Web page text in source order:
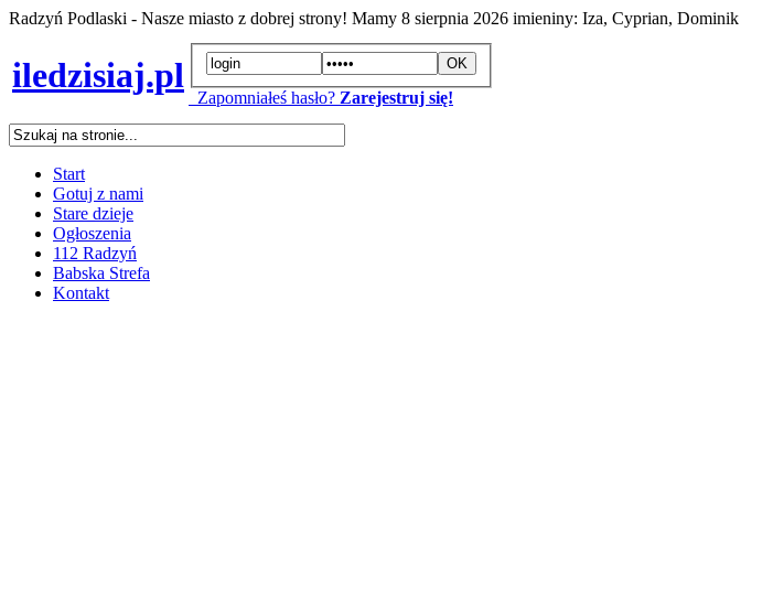
Radzyń Podlaski - Nasze miasto z dobrej strony! Mamy 8 sierpnia 2026 imieniny: Iza, Cyprian, Dominik
iledzisiaj.pl
Zapomniałeś hasło? Zarejestruj się!
Start
Gotuj z nami
Stare dzieje
Ogłoszenia
112 Radzyń
Babska Strefa
Kontakt